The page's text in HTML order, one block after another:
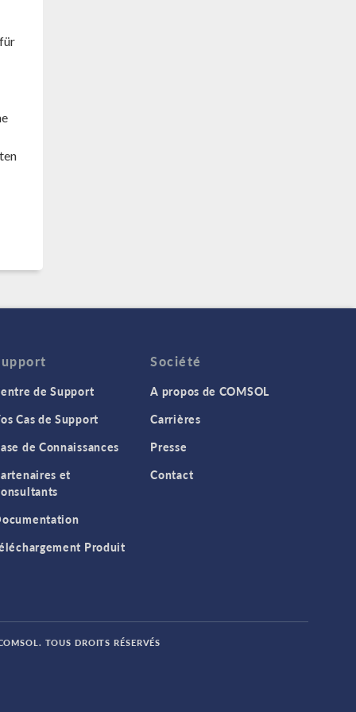
de Support
Cas de Support
de Connaissances
et
Produit
Société
A propos de COMSOL
Carrières
Presse
Contact
TOUS DROITS RÉSERVÉS